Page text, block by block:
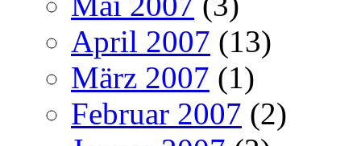
April 2007 (13)
März 2007 (1)
Februar 2007 (2)